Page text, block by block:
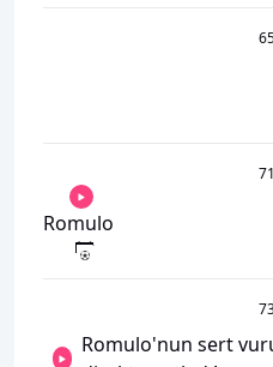
71
Romulo
Romulo'nun sert